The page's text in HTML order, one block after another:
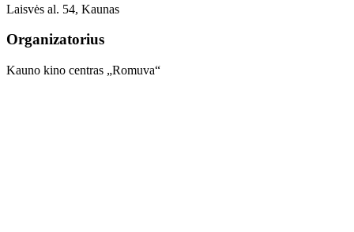
Laisvės al. 54, Kaunas
Organizatorius
Kauno kino centras „Romuva“